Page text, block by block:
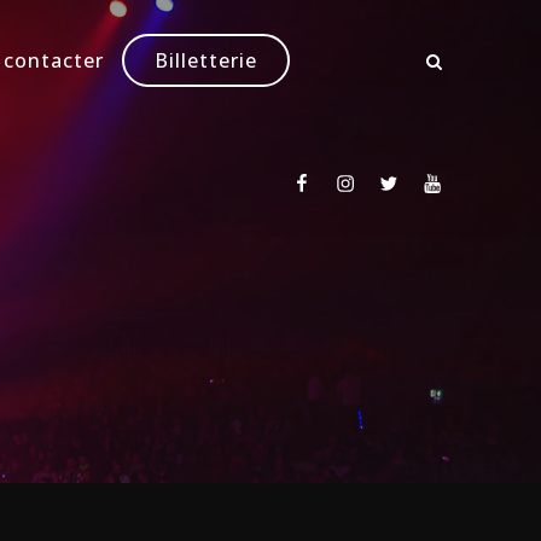
contacter Billetterie
Facebook
Instagram
TwitterYoutube